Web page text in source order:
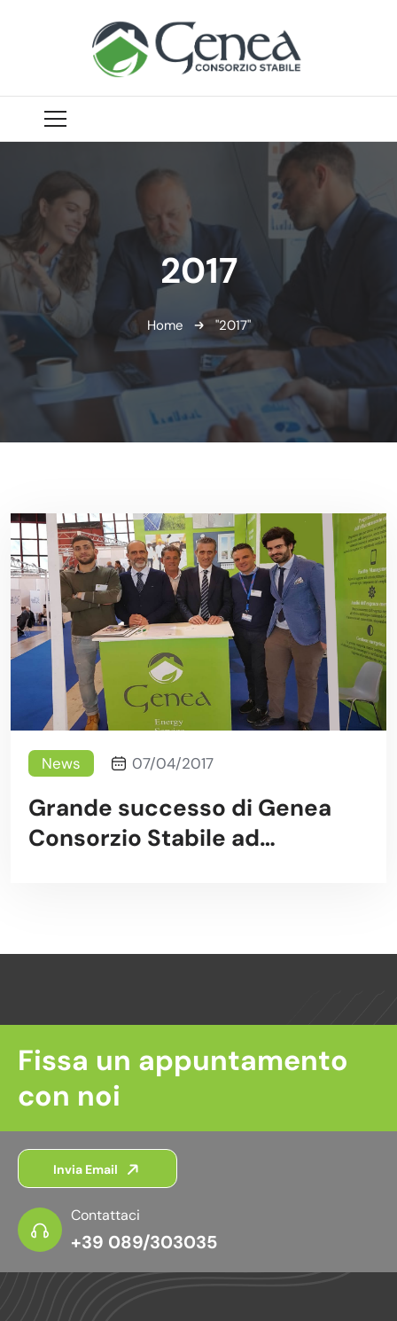
2017
Home "2017"
News 07/04/2017
Grande successo di Genea
Consorzio Stabile ad
Fissa un appuntamento
con noi
Invia Email
Contattaci
+39 089/303035